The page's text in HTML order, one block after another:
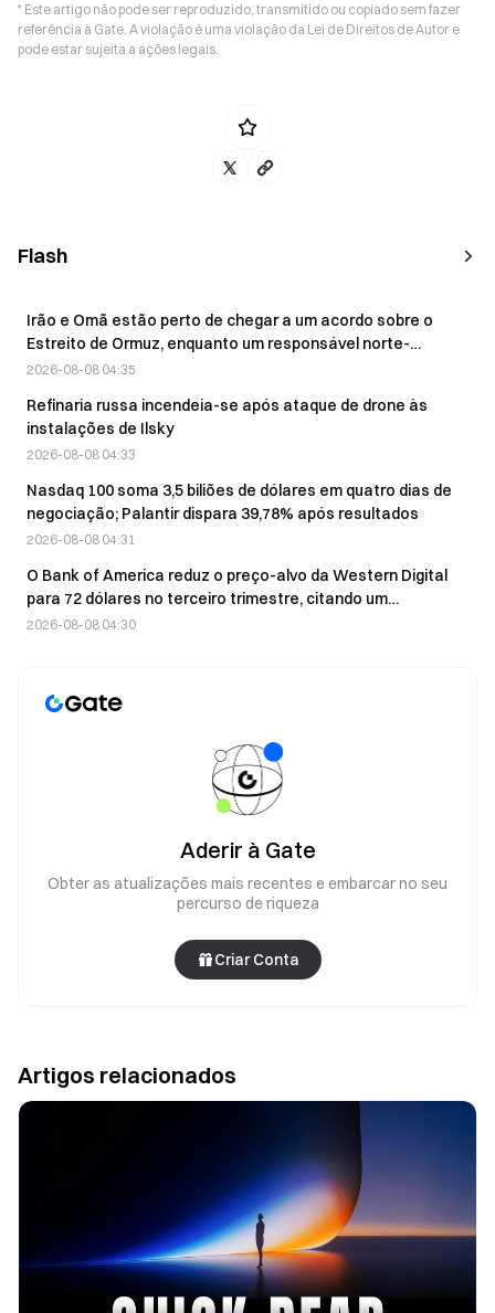
* Este artigo não pode ser reproduzido, transmitido ou copiado sem fazer
referência à Gate. A violação é uma violação da Lei de Direitos de Autor e
pode estar sujeita a ações legais.
Flash
Irão e Omã estão perto de chegar a um acordo sobre o
Estreito de Ormuz, enquanto um responsável norte-
americano afirma que o acordo deverá ser alcançado em
2026-08-08 04:35
Refinaria russa incendeia-se após ataque de drone às
instalações de Ilsky
2026-08-08 04:33
Nasdaq 100 soma 3,5 biliões de dólares em quatro dias de
negociação; Palantir dispara 39,78% após resultados
2026-08-08 04:31
O Bank of America reduz o preço-alvo da Western Digital
para 72 dólares no terceiro trimestre, citando um
crescimento impulsionado pelos preços
2026-08-08 04:30
Aderir à Gate
Obter as atualizações mais recentes e embarcar no seu
percurso de riqueza
Criar Conta
Artigos relacionados